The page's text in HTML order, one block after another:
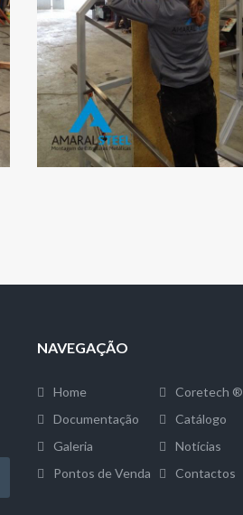
NAVEGAÇÃO
Home
Coretech ®
Documentação
Catálogo
Galeria
Notícias
Pontos de Venda
Contactos